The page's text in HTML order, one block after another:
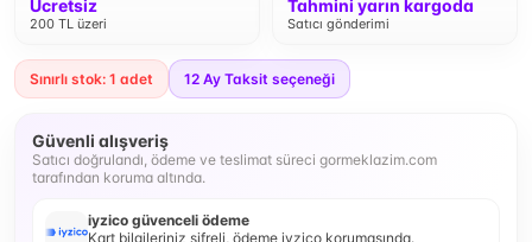
Ücretsiz
200 TL üzeri
Tahmini yarın kargoda
Satıcı gönderimi
Sınırlı stok: 1 adet 12 Ay Taksit seçeneği
Güvenli alışveriş
Satıcı doğrulandı, ödeme ve teslimat süreci gormeklazim.com
tarafından koruma altında.
iyzico güvenceli ödeme
Kart bilgileriniz şifreli, ödeme iyzico korumasında.